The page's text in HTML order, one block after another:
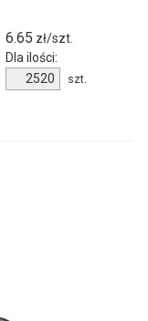
6.65 zł/szt.
Dla ilości:
Ilość
produktu
szt.